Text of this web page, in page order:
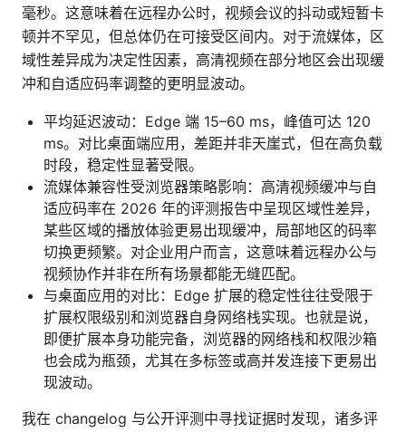
毫秒。这意味着在远程办公时，视频会议的抖动或短暂卡
顿并不罕见，但总体仍在可接受区间内。对于流媒体，区
域性差异成为决定性因素，高清视频在部分地区会出现缓
冲和自适应码率调整的更明显波动。
平均延迟波动：Edge 端 15–60 ms，峰值可达 120
ms。对比桌面端应用，差距并非天崖式，但在高负载
时段，稳定性显著受限。
流媒体兼容性受浏览器策略影响：高清视频缓冲与自
适应码率在 2026 年的评测报告中呈现区域性差异，
某些区域的播放体验更易出现缓冲，局部地区的码率
切换更频繁。对企业用户而言，这意味着远程办公与
视频协作并非在所有场景都能无缝匹配。
与桌面应用的对比：Edge 扩展的稳定性往往受限于
扩展权限级别和浏览器自身网络栈实现。也就是说，
即便扩展本身功能完备，浏览器的网络栈和权限沙箱
也会成为瓶颈，尤其在多标签或高并发连接下更易出
现波动。
我在 changelog 与公开评测中寻找证据时发现，诸多评